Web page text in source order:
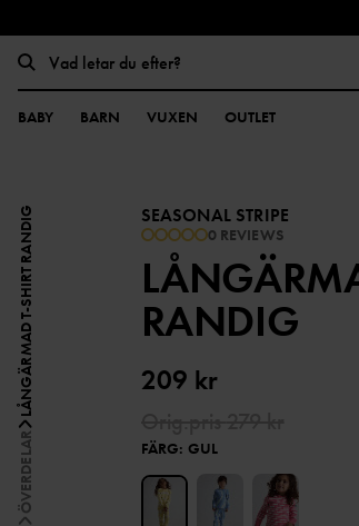
BABY BARN VUXEN OUTLET
ÖVERDELAR
LÅNGÄRMAD T-SHIRT RANDIG SEASONAL STRIPE
0 REVIEWS
RANDIG
209 kr
FÄRG: GUL